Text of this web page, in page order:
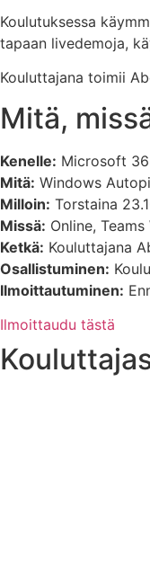
Koulutuksessa
tapaan livedemoja,
Kouluttajana toimii
Mitä,
Kenelle: Microsoft
Mitä: Windows
Milloin: Torstaina
Missä: Online,
Ketkä: Kouluttajana
Osallistuminen:
Ilmoittautuminen:
Ilmoittaudu tästä